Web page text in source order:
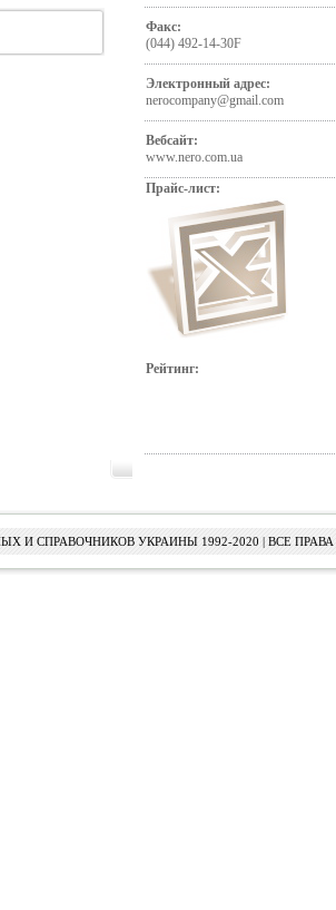
Факс:
(044) 492-14-30F
Электронный адрес:
nerocompany@gmail.com
Вебсайт:
www.nero.com.ua
Прайс-лист:
Рейтинг:
И СПРАВОЧНИКОВ УКРАИНЫ 1992-2020 | ВСЕ